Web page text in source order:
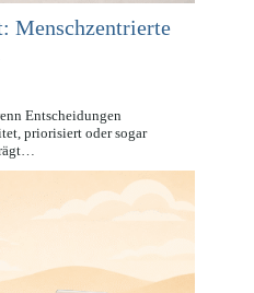
Menschzentrierte
Entscheidungen
priorisiert oder sogar